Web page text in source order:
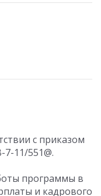
с приказом
11/551@.
программы в
и кадрового